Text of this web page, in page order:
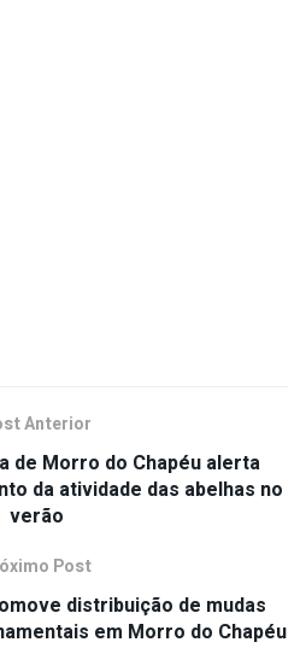
Anterior
de Morro do Chapéu alerta
da atividade das abelhas no
verão
Post
distribuição de mudas
em Morro do Chapéu